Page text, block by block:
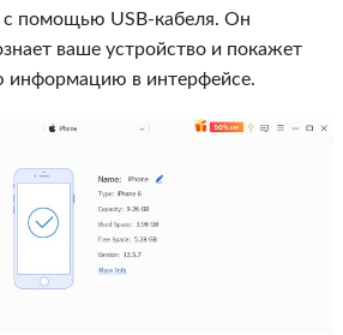
с помощью USB-кабеля. Он
ваше устройство и покажет
информацию в интерфейсе.